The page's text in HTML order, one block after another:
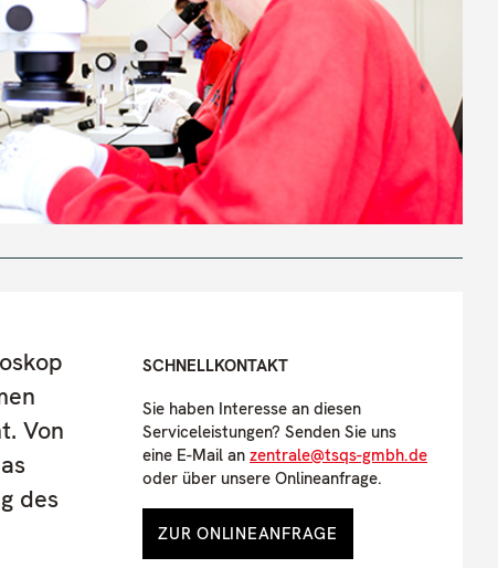
Von
des
SCHNELLKONTAKT
Sie haben Interesse an diesen
Serviceleistungen? Senden Sie uns
eine E-Mail an zentrale@tsqs-gmbh.de
oder über unsere Onlineanfrage.
ZUR ONLINEANFRAGE